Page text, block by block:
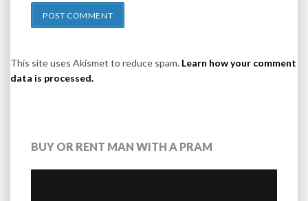
This site uses Akismet to reduce spam. Learn how your comment
data is processed.
BUY OR RENT MAN WITH A PRAM